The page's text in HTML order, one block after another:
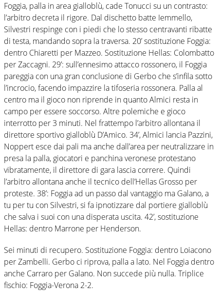
Foggia, palla in area gialloblù, cade Tonucci su un contrasto:
l’arbitro decreta il rigore. Dal dischetto batte Iemmello,
Silvestri respinge con i piedi che lo stesso centravanti ribatte
di testa, mandando sopra la traversa. 20’ sostituzione Foggia:
dentro Chiaretti per Mazzeo. Sostituzione Hellas: Colombatto
per Zaccagni. 29’: sull’ennesimo attacco rossonero, il Foggia
pareggia con una gran conclusione di Gerbo che s’infila sotto
l’incrocio, facendo impazzire la tifoseria rossonera. Palla al
centro ma il gioco non riprende in quanto Almici resta in
campo per essere soccorso. Altre polemiche e gioco
interrotto per 3 minuti. Nel frattempo l’arbitro allontana il
direttore sportivo gialloblù D’Amico. 34’, Almici lancia Pazzini,
Noppert esce dai pali ma anche dall’area per neutralizzare in
presa la palla, giocatori e panchina veronese protestano
vibratamente, il direttore di gara lascia correre. Quindi
l’arbitro allontana anche il tecnico dell’Hellas Grosso per
proteste. 38’: Foggia ad un passo dal vantaggio ma Galano, a
tu per tu con Silvestri, si fa ipnotizzare dal portiere gialloblù
che salva i suoi con una disperata uscita. 42’, sostituzione
Hellas: dentro Marrone per Henderson.
Sei minuti di recupero. Sostituzione Foggia: dentro Loiacono
per Zambelli. Gerbo ci riprova, palla a lato. Nel Foggia dentro
anche Carraro per Galano. Non succede più nulla. Triplice
fischio: Foggia-Verona 2-2.